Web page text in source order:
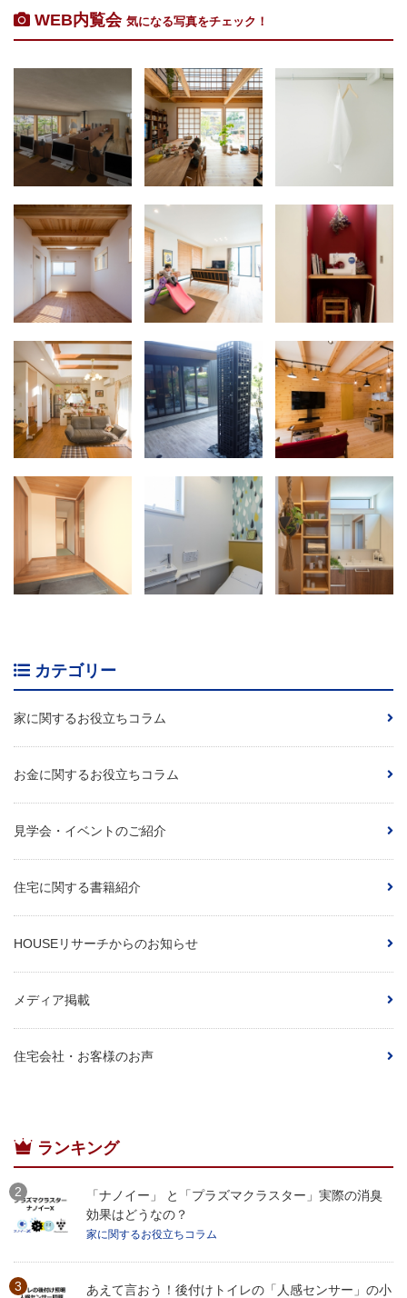
WEB内覧会 気になる写真をチェック！
カテゴリー
家に関するお役立ちコラム
お金に関するお役立ちコラム
見学会・イベントのご紹介
住宅に関する書籍紹介
HOUSEリサーチからのお知らせ
メディア掲載
住宅会社・お客様のお声
ランキング
「ナノイー」 と「プラズマクラスター」実際の消臭
効果はどうなの？
家に関するお役立ちコラム
あえて言おう！後付けトイレの「人感センサー」の小